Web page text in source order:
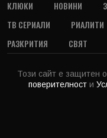
КЛЮКИ НОВИНИ
ТВ СЕРИАЛИ
РИАЛИТИ
РАЗКРИТИЯ
СВЯТ
Този сайт е защитен
поверителност и